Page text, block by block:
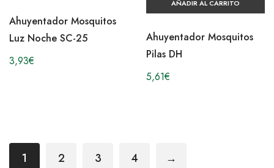
Ahuyentador Mosquitos
Luz Noche SC-25
3,93€
AÑADIR AL CARRITO
Ahuyentador Mosquitos
Pilas DH
5,61€
1 2 3 4 →